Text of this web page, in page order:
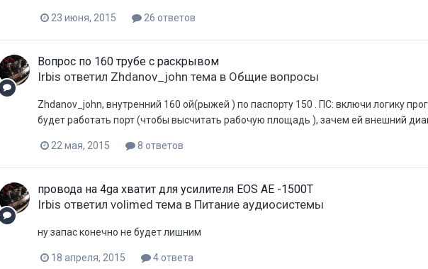
23 июня, 2015 26 ответов
Вопрос по 160 трубе с раскрывом
Irbis ответил Zhdanov_john тема в Общие вопросы
Zhdanov_john, внутренний 160 ой(рыжей ) по паспорту 150 . ПС: включи логику
будет работать порт (чтобы высчитать рабочую площадь ), зачем ей внешний
22 мая, 2015 8 ответов
провода на 4ga хватит для усилителя EOS AE -1500T
Irbis ответил volimed тема в Питание аудиосистемы
ну запас конечно не будет лишним
18 апреля, 2015 4 ответа